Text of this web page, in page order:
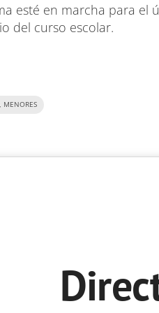
esté en marcha para el
del curso escolar.
MENORES